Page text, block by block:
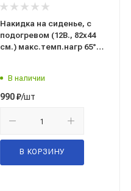
Накидка на сиденье, с
подогревом (12В., 82х44
см.) макс.темп.нагр 65°
В наличии
990₽/шт
В КОРЗИНУ